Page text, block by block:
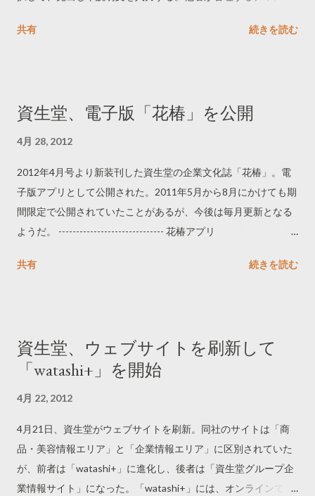
共有
続きを読む
資生堂、電子版「花椿」を公開
4月 28, 2012
2012年4月号より新装刊した資生堂の企業文化誌「花椿」。電
子版アプリとして公開された。2011年5月から8月にかけても期
間限定で公開されていたことがあるが、今後は毎月更新となる
ようだ。 ------------------------------ 花椿アプリ
------------
共有 続きを読む
資生堂、ウェブサイトを刷新して
「watashi+」を開始
4月 22, 2012
4月21日、資生堂がウェブサイトを刷新。同社のサイトは「商
品・美容情報エリア」と「企業情報エリア」に区別されていた
が、前者は「watashi+」に進化し、後者は「資生堂グループ企
業情報サイト」になった。「watashi+」には、オンラインで美